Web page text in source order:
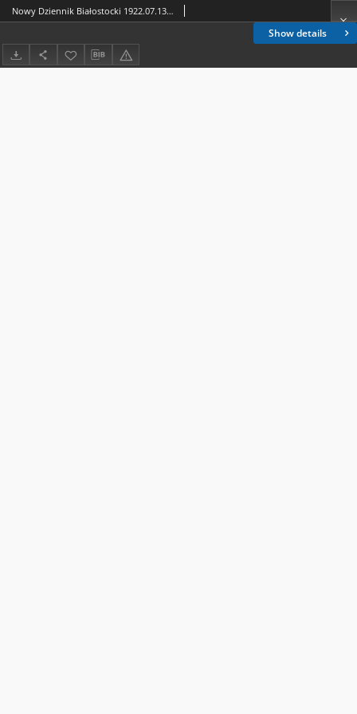
Show details
Nowy Dziennik Białostocki 1922.07.13 R.2 nr 155